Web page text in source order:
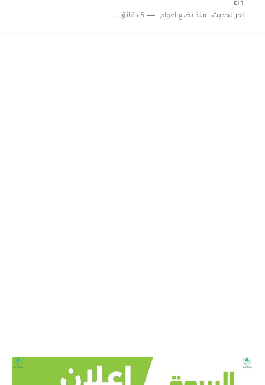
KL1
اخر تحديث :منذ بضع اعوام 5 دقائق للقراءة